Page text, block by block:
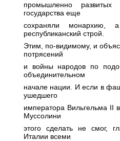
промышленно
государства еще
сохраняли монархию,
республиканский строй.
Этим, по-видимому, и
потрясений
и войны народов по
объединительном
начале нации. И если в
ушедшего
императора Вильгельма II
Муссолини
этого сделать не смог,
Италии всеми